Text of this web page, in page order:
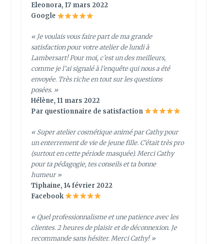
Eleonora, 17 mars 2022
Google
« Je voulais vous faire part de ma grande
satisfaction pour votre atelier de lundi à
Lambersart! Pour moi, c’est un des meilleurs,
comme je l’ai signalé à l’enquête qui nous a été
envoyée. Très riche en tout sur les questions
posées. »
Hélène, 11 mars 2022
Par questionnaire de satisfaction
« Super atelier cosmétique animé par Cathy pour
un enterrement de vie de jeune fille. C’était très pro
(surtout en cette période masquée). Merci Cathy
pour ta pédagogie, tes conseils et ta bonne
humeur »
Tiphaine, 14 février 2022
Facebook
«Quel professionnalisme et une patience avec les
clientes. 2 heures de plaisir et de déconnexion. Je
recommande sans hésiter. Merci Cathy!»